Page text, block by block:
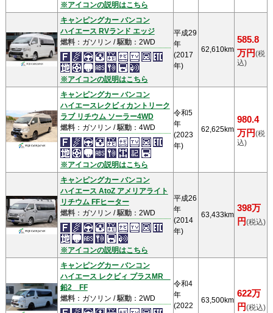
※アイコンの説明はこちら
キャンピングカー バンコン
ハイエース RVランド エッジ
燃料：ガソリン /駆動：2WD
※アイコンの説明はこちら
平成29
年
(2017
年)
62,610km
585.8
万円(税
込)
キャンピングカー バンコン
ハイエースレクビィカントリーク
ラブ リチウム ソーラー4WD
燃料：ガソリン /駆動：4WD
※アイコンの説明はこちら
令和5
年
(2023
年)
62,625km
980.4
万円(税
込)
キャンピングカー バンコン
ハイエース AtoZ アメリアライト
リチウム FFヒーター
燃料：ガソリン /駆動：2WD
※アイコンの説明はこちら
平成26
年
(2014
年)
63,433km
398万
円(税込)
キャンピングカー バンコン
ハイエース レクビィ プラスMR
鉛2 FF
燃料：ガソリン /駆動：2WD
令和4
年
(2022
63,500km
622万
円(税込)